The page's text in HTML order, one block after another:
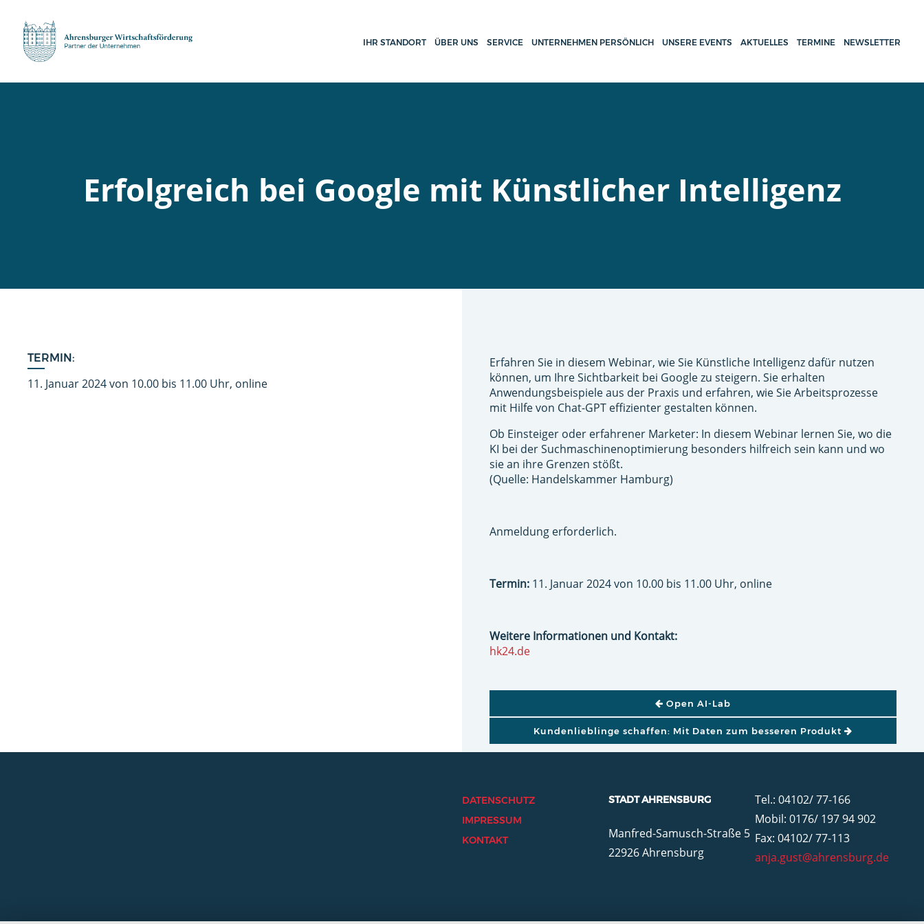
IHR STANDORT ÜBER UNS SERVICE UNTERNEHMEN PERSÖNLICH UNSERE EVENTS AKTUELLES TERMINE NEWSLETTER
Erfolgreich bei Google mit Künstlicher Intelligenz
TERMIN:
11. Januar 2024 von 10.00 bis 11.00 Uhr, online
Erfahren Sie in diesem Webinar, wie Sie Künstliche Intelligenz dafür nutzen
können, um Ihre Sichtbarkeit bei Google zu steigern. Sie erhalten
Anwendungsbeispiele aus der Praxis und erfahren, wie Sie Arbeitsprozesse
mit Hilfe von Chat-GPT effizienter gestalten können.
Ob Einsteiger oder erfahrener Marketer: In diesem Webinar lernen Sie, wo die
KI bei der Suchmaschinenoptimierung besonders hilfreich sein kann und wo
sie an ihre Grenzen stößt.
(Quelle: Handelskammer Hamburg)
Anmeldung erforderlich.
Termin: 11. Januar 2024 von 10.00 bis 11.00 Uhr, online
Weitere Informationen und Kontakt:
hk24.de
BEITRAGSNAVIGATIONOpen AI-Lab
Kundenlieblinge schaffen: Mit Daten zum besseren Produkt
DATENSCHUTZ
IMPRESSUM
KONTAKT
STADT AHRENSBURG
Manfred-Samusch-Straße 5
22926 Ahrensburg
Tel.: 04102/ 77-166
Mobil: 0176/ 197 94 902
Fax: 04102/ 77-113
anja.gust@ahrensburg.de